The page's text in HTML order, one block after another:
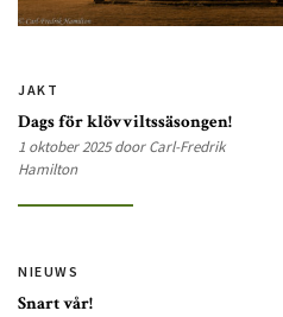
JAKT
Dags för klövviltssäsongen!
1 oktober 2025 door Carl-Fredrik
Hamilton
NIEUWS
Snart vår!